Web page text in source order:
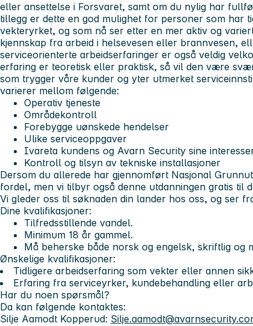
eller ansettelse i Forsvaret, samt om du nylig har
tillegg er dette en god mulighet for personer som har
vekteryrket, og som nå ser etter en mer aktiv og
kjennskap fra arbeid i helsevesen eller brannvesen,
serviceorienterte arbeidserfaringer er også veldig
erfaring er teoretisk eller praktisk, så vil den være
som trygger våre kunder og yter utmerket
varierer mellom følgende:
Operativ tjeneste
Områdekontroll
Forebygge uønskede hendelser
Ulike serviceoppgaver
Ivareta kundens og Avarn Security sine
Kontroll og tilsyn av tekniske installasjoner
Dersom du allerede har gjennomført Nasjonal
fordel, men vi tilbyr også denne utdanningen gratis til
Vi gleder oss til søknaden din lander hos oss, og ser
Dine kvalifikasjoner:
Tilfredsstillende vandel.
Minimum 18 år gammel.
Må beherske både norsk og engelsk, skriftlig og
Ønskelige kvalifikasjoner:
Tidligere arbeidserfaring som vekter eller annen
Erfaring fra serviceyrker, kundebehandling eller
Har du noen spørsmål?
Da kan følgende kontaktes:
Silje Aamodt Kopperud: